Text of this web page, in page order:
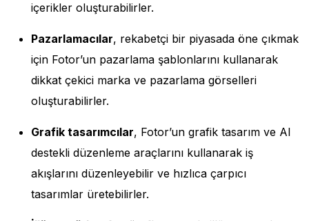
içerikler oluşturabilirler.
Pazarlamacılar, rekabetçi bir piyasada öne çıkmak
için Fotor’un pazarlama şablonlarını kullanarak
dikkat çekici marka ve pazarlama görselleri
oluşturabilirler.
Grafik tasarımcılar, Fotor’un grafik tasarım ve AI
destekli düzenleme araçlarını kullanarak iş
akışlarını düzenleyebilir ve hızlıca çarpıcı
tasarımlar üretebilirler.